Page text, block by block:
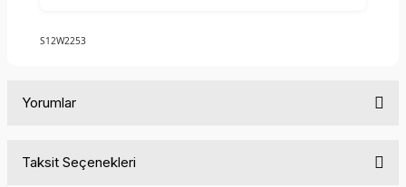
S12W2253
Yorumlar
Taksit Seçenekleri